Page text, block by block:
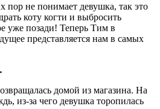
пор не понимает девушка, так это
коту когти и выбросить
уже позади! Теперь Тим в
представляется нам в самых
домой из магазина. На
из-за чего девушка торопилась